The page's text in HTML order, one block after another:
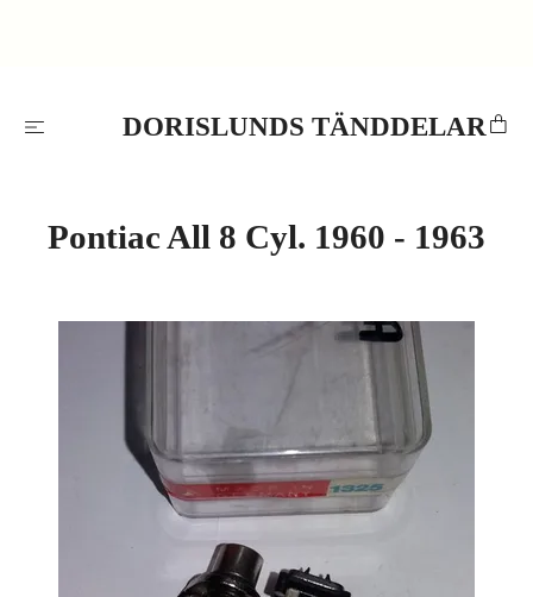
DORISLUNDS TÄNDDELAR
Pontiac All 8 Cyl. 1960 - 1963